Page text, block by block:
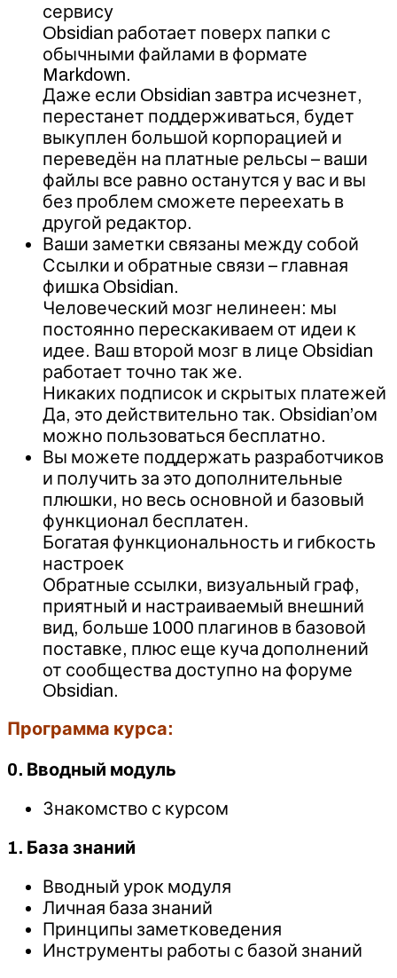
сервису
Obsidian работает поверх папки с
обычными файлами в формате
Markdown.
Даже если Obsidian завтра исчезнет,
перестанет поддерживаться, будет
выкуплен большой корпорацией и
переведён на платные рельсы – ваши
файлы все равно останутся у вас и вы
без проблем сможете переехать в
другой редактор.
Ваши заметки связаны между собой
Ссылки и обратные связи – главная
фишка Obsidian.
Человеческий мозг нелинеен: мы
постоянно перескакиваем от идеи к
идее. Ваш второй мозг в лице Obsidian
работает точно так же.
Никаких подписок и скрытых платежей
Да, это действительно так. Obsidian’ом
можно пользоваться бесплатно.
Вы можете поддержать разработчиков
и получить за это дополнительные
плюшки, но весь основной и базовый
функционал бесплатен.
Богатая функциональность и гибкость
настроек
Обратные ссылки, визуальный граф,
приятный и настраиваемый внешний
вид, больше 1000 плагинов в базовой
поставке, плюс еще куча дополнений
от сообщества доступно на форуме
Obsidian.
Программа курса:
0. Вводный модуль
Знакомство с курсом
1. База знаний
Вводный урок модуля
Личная база знаний
Принципы заметковедения
Инструменты работы с базой знаний